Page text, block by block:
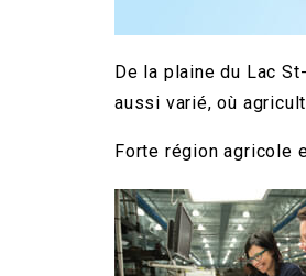
De la plaine du Lac
aussi varié, où
Forte région agricole